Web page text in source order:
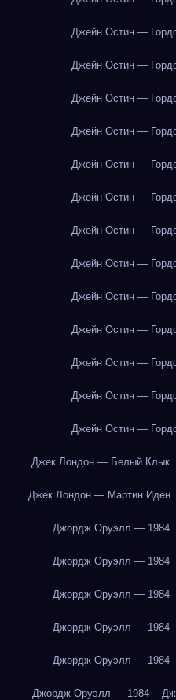
Джейн Остин —
Джейн Остин —
Джейн Остин —
Джейн Остин —
Джейн Остин —
Джейн Остин —
Джейн Остин —
Джейн Остин —
Джейн Остин —
Джейн Остин —
Джейн Остин —
Джейн Остин —
Джейн Остин —
Джек Лондон — Белый Клык
Джек Лондон — Мартин Иден
Джордж Оруэлл — 1984
Джордж Оруэлл — 1984
Джордж Оруэлл — 1984
Джордж Оруэлл — 1984
Джордж Оруэлл — 1984
Джордж Оруэлл — 1984